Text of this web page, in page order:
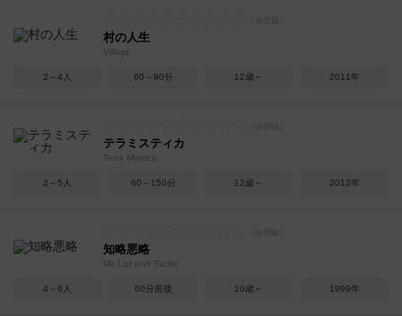
村の人生
Village
2～4人 60～90分 12歳～ 2011年
テラミスティカ
Terra Mystica
2～5人 60～150分 12歳～ 2012年
知略悪略
Mit List und Tücke
4～6人 60分前後 10歳～ 1999年